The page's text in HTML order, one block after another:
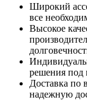
Широкий
все
Высокое
решения под
Доставка по
надежную